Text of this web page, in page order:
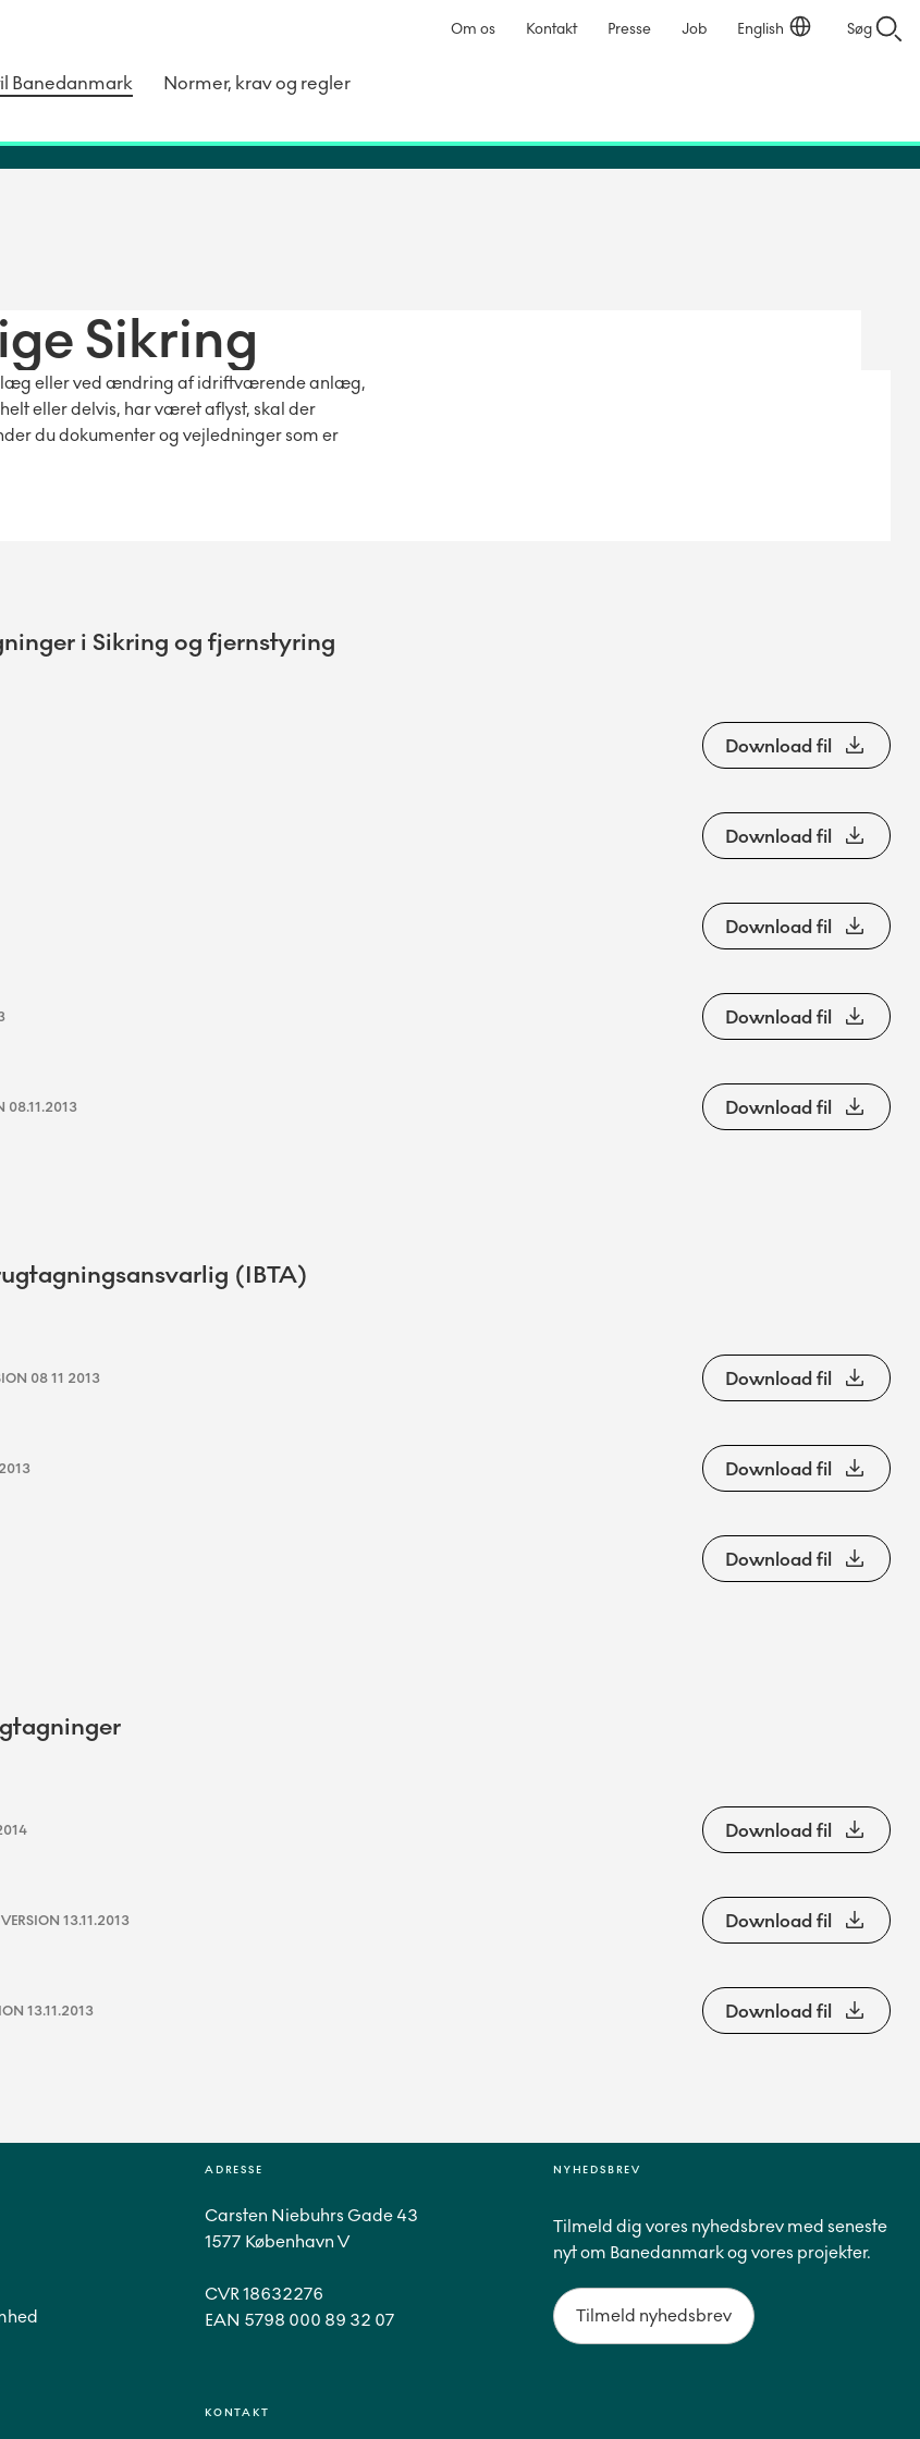
Banedanmark Normer, krav og regler
Om os Kontakt Presse Job English Søg
Sikring
eller ved ændring af idriftværende anlæg,
eller delvis, har været aflyst, skal der
du dokumenter og vejledninger som er
i Sikring og fjernstyring
Download fil
Download fil
Download fil
Download fil
08.11.2013 Download fil
(IBTA)
08 11 2013 Download fil
Download fil
Download fil
Download fil
13.11.2013 Download fil
13.11.2013 Download fil
ADRESSE
Carsten Niebuhrs Gade 43
1577 København V
CVR 18632276
EAN 5798 000 89 32 07
KONTAKT
NYHEDSBREV
Tilmeld dig vores nyhedsbrev med seneste
nyt om Banedanmark og vores projekter.
Tilmeld nyhedsbrev